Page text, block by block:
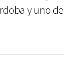
y uno de